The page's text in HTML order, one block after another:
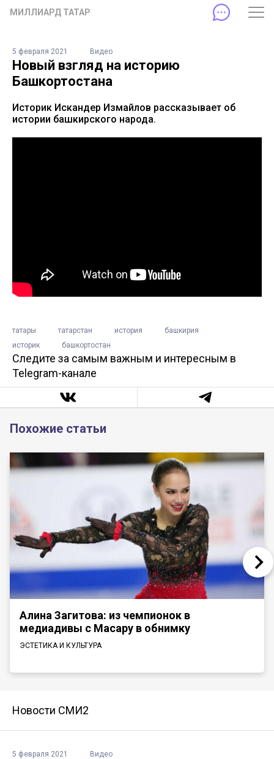
МИЛЛИАРД ТАТАР
5 февраля 2021 Видео
Новый взгляд на историю
Башкортостана
Историк Искандер Измайлов рассказывает об
истории башкирского народа.
татары татарстан история
башкирия
историк
башкортостан
Следите за самым важным и интересным в
Telegram-канале
Похожие статьи
Алина Загитова: из чемпионок в
медиадивы с Масару в обнимку
ЭСТЕТИКА И КУЛЬТУРА
Новости СМИ2
5 февраля 2021 Видео